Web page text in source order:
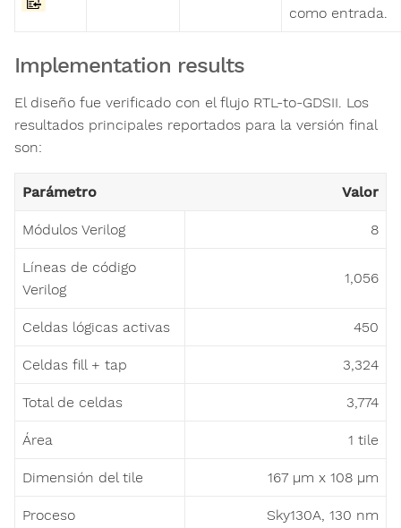
como entrada.
Implementation results
El diseño fue verificado con el flujo RTL-to-GDSII. Los
resultados principales reportados para la versión final
son:
Parámetro Valor
Módulos Verilog 8
Líneas de código
Verilog
1,056
Celdas lógicas activas 450
Celdas fill + tap 3,324
Total de celdas 3,774
Área 1 tile
Dimensión del tile 167 µm x 108 µm
Proceso Sky130A, 130 nm